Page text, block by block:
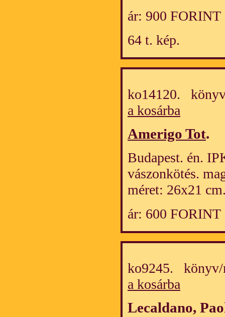
ár: 900 FORINT
64 t. kép.
ko14120.
a kosárba
Amerigo Tot.
Budapest. én.
vászonkötés.
méret: 26x21
ár: 600 FORINT
ko9245. könyv/
a kosárba
Lecaldano,